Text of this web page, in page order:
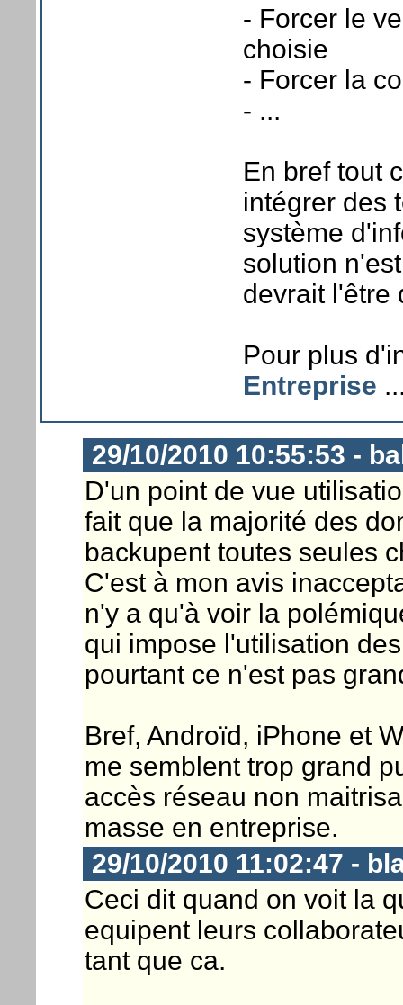
- Forcer le
choisie
- Forcer la
- ...
En bref tout
intégrer des
système
solution
devrait l'être
Pour plus
Entreprise
29/10/2010 10:55:53 -
D'un point de vue
fait que la majorité des
backupent toutes seules
C'est à mon avis
n'y a qu'à voir la
qui impose l'utilisation
pourtant ce n'est pas
Bref, Androïd, iPhone et
me semblent trop grand
accès réseau non
masse en entreprise.
29/10/2010 11:02:47 -
Ceci dit quand on voit la
equipent leurs
tant que ca.